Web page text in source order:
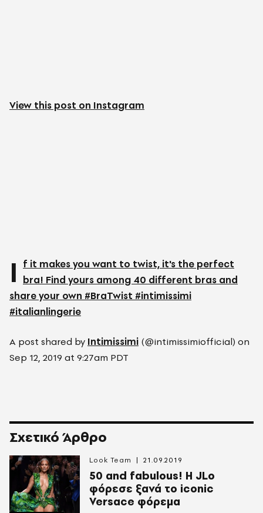
View this post on Instagram
I f it makes you want to twist, it's the perfect
bra! Find yours among 40 different bras and
share your own #BraTwist #intimissimi
#italianlingerie
A post shared by Intimissimi (@intimissimiofficial) on
Sep 12, 2019 at 9:27am PDT
Σχετικό Άρθρο
50 and fabulous! Η JLo
φόρεσε ξανά το iconic
Versace φόρεμα
Look Team 21.09.2019